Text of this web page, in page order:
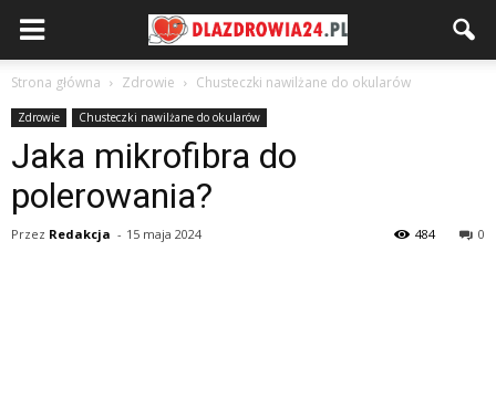
Strona główna Zdrowie Chusteczki nawilżane do okularów
Zdrowie Chusteczki nawilżane do okularów
Jaka mikrofibra do
polerowania?
Przez Redakcja - 15 maja 2024 0
484